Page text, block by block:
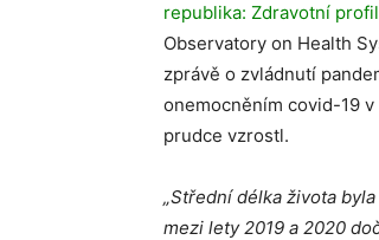
republika: Zdravotní
Observatory on Health
zprávě o zvládnutí
onemocněním covid-19
prudce vzrostl.
„Střední délka života
mezi lety 2019 a 2020